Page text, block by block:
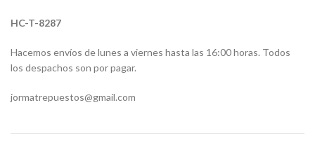
HC-T-8287
Hacemos envíos de lunes a viernes hasta las 16:00 horas. Todos
los despachos son por pagar.
jormatrepuestos@gmail.com